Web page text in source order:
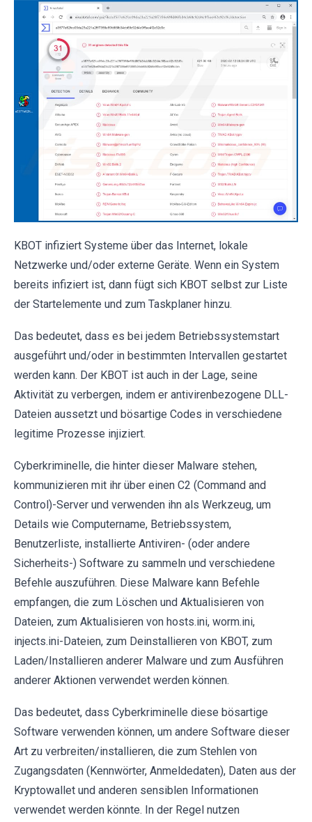
KBOT infiziert Systeme über das Internet, lokale
Netzwerke und/oder externe Geräte. Wenn ein System
bereits infiziert ist, dann fügt sich KBOT selbst zur Liste
der Startelemente und zum Taskplaner hinzu.
Das bedeutet, dass es bei jedem Betriebssystemstart
ausgeführt und/oder in bestimmten Intervallen gestartet
werden kann. Der KBOT ist auch in der Lage, seine
Aktivität zu verbergen, indem er antivirenbezogene DLL-
Dateien aussetzt und bösartige Codes in verschiedene
legitime Prozesse injiziert.
Cyberkriminelle, die hinter dieser Malware stehen,
kommunizieren mit ihr über einen C2 (Command and
Control)-Server und verwenden ihn als Werkzeug, um
Details wie Computername, Betriebssystem,
Benutzerliste, installierte Antiviren- (oder andere
Sicherheits-) Software zu sammeln und verschiedene
Befehle auszuführen. Diese Malware kann Befehle
empfangen, die zum Löschen und Aktualisieren von
Dateien, zum Aktualisieren von hosts.ini, worm.ini,
injects.ini-Dateien, zum Deinstallieren von KBOT, zum
Laden/Installieren anderer Malware und zum Ausführen
anderer Aktionen verwendet werden können.
Das bedeutet, dass Cyberkriminelle diese bösartige
Software verwenden können, um andere Software dieser
Art zu verbreiten/installieren, die zum Stehlen von
Zugangsdaten (Kennwörter, Anmeldedaten), Daten aus der
Kryptowallet und anderen sensiblen Informationen
verwendet werden könnte. In der Regel nutzen